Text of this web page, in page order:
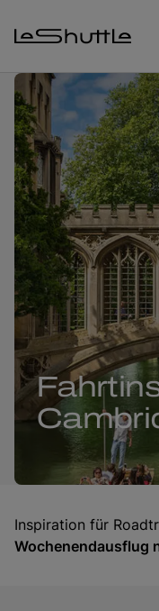
Inspiration für
Wochenendausflug